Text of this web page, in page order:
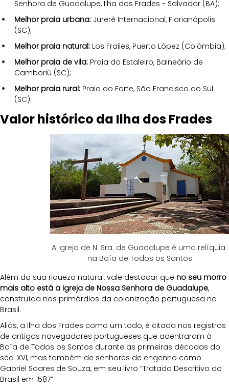
Senhora de Guadalupe, Ilha dos Frades - Salvador (BA);
Melhor praia urbana: Jurerê Internacional, Florianópolis
(SC);
Melhor praia natural: Los Frailes, Puerto López (Colômbia);
Melhor praia de vila: Praia do Estaleiro, Balneário de
Camboriú (SC);
Melhor praia rural: Praia do Forte, São Francisco do Sul
(SC).
Valor histórico da Ilha dos Frades
A Igreja de N. Sra. de Guadalupe é uma relíquia
na Baía de Todos os Santos
Além da sua riqueza natural, vale destacar que no seu morro
mais alto está a Igreja de Nossa Senhora de Guadalupe,
construída nos primórdios da colonização portuguesa no
Brasil.
Aliás, a Ilha dos Frades como um todo, é citada nos registros
de antigos navegadores portugueses que adentraram à
Baía de Todos os Santos durante as primeiras décadas do
séc. XVI, mas também de senhores de engenho como
Gabriel Soares de Souza, em seu livro “Tratado Descritivo do
Brasil em 1587”.